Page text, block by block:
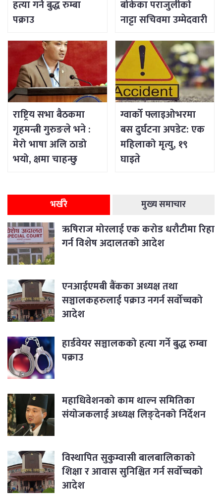
हत्या गर्ने बुद्ध रुम्बा
पक्राउ
बोकेका पराजुलीको
नाट्टा सचिवमा उम्मेदवारी
राष्ट्रिय सभा बैठकमा
गृहमन्त्री गुरुङले भने :
मेरो भाषा अलि ठाडो
भयो, क्षमा चाहन्छु
ग्वार्को फ्लाइओभरमा
बस दुर्घटना अपडेट: एक
महिलाको मृत्यु, १९
घाइते
भर्खरै मुख्य समाचार
ऋषिराज मोरलाई एक करोड धरौटीमा रिहा
गर्न विशेष अदालतको आदेश
एनआईएमबी बैंकका अध्यक्ष तथा
सञ्चालकहरुलाई पक्राउ नगर्न सर्वोच्चको
आदेश
हार्डवेयर सञ्चालकको हत्या गर्ने बुद्ध रुम्बा
पक्राउ
महाधिवेशनको काम थाल्न समितिका
संयोजकलाई अध्यक्ष लिङ्देनको निर्देशन
विस्थापित सुकुम्वासी बालबालिकाको
शिक्षा र आवास सुनिश्चित गर्न सर्वोच्चको
आदेश